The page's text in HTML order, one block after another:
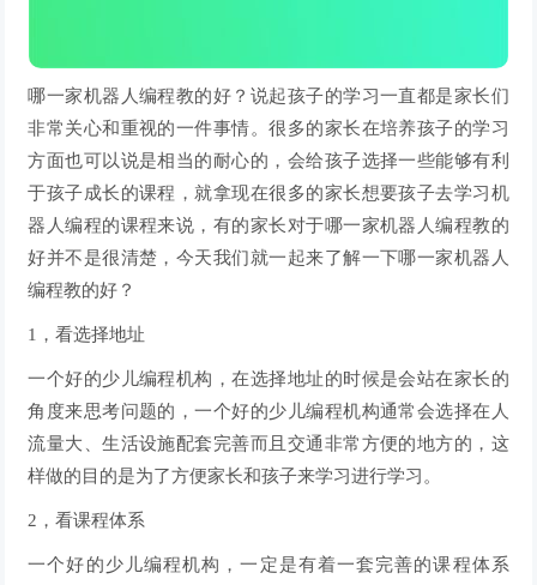
哪一家机器人编程教的好？说起孩子的学习一直都是家长们
非常关心和重视的一件事情。很多的家长在培养孩子的学习
方面也可以说是相当的耐心的，会给孩子选择一些能够有利
于孩子成长的课程，就拿现在很多的家长想要孩子去学习机
器人编程的课程来说，有的家长对于哪一家机器人编程教的
好并不是很清楚，今天我们就一起来了解一下哪一家机器人
编程教的好？
1，看选择地址
一个好的少儿编程机构，在选择地址的时候是会站在家长的
角度来思考问题的，一个好的少儿编程机构通常会选择在人
流量大、生活设施配套完善而且交通非常方便的地方的，这
样做的目的是为了方便家长和孩子来学习进行学习。
2，看课程体系
一个好的少儿编程机构，一定是有着一套完善的课程体系